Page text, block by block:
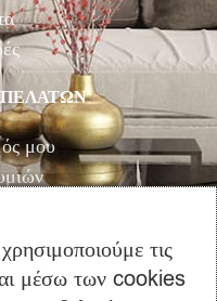
μου
τις
μέσω των cookies